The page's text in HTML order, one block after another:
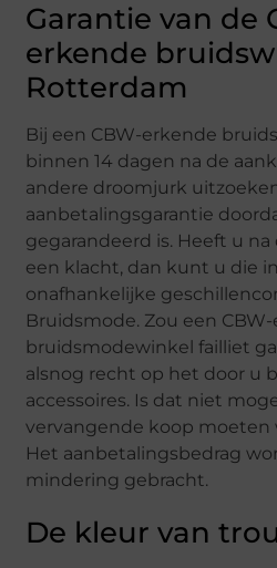
Garantie van de
erkende
Rotterdam
Bij een CBW-erkende
binnen 14 dagen na de
andere droomjurk
aanbetalingsgarantie
gegarandeerd is. Heeft u
een klacht, dan kunt u die
onafhankelijke
Bruidsmode. Zou een
bruidsmodewinkel failliet
alsnog recht op het door u
accessoires. Is dat niet
vervangende koop moeten
Het aanbetalingsbedrag
mindering gebracht.
De kleur van